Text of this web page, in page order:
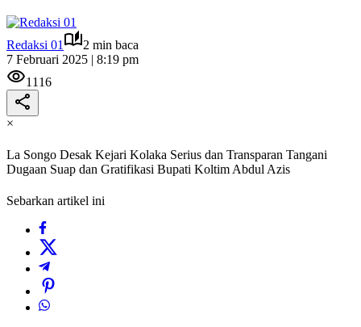
Redaksi 01
2 min baca
7 Februari 2025 | 8:19 pm
1116
×
La Songo Desak Kejari Kolaka Serius dan Transparan Tangani
Dugaan Suap dan Gratifikasi Bupati Koltim Abdul Azis
Sebarkan artikel ini